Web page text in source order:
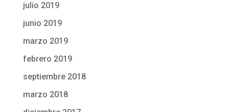
julio 2019
junio 2019
marzo 2019
febrero 2019
septiembre 2018
marzo 2018